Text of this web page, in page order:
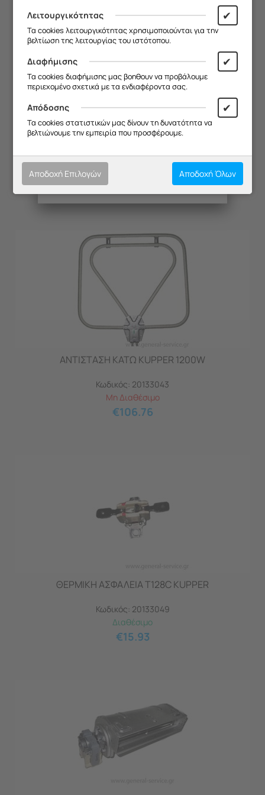
ΘΕΡΜΟΣΤΑΤΗΣ ΦΟΥΡΝΟΥ KUPP 0-320 =
Κωδικός:20133024
ΑΝΤΙΣΤΑΣΗ ΚΑΤΩ KUPPER 1200W
Κωδικός: 20133043
Μη Διαθέσιμο
€106.76
ΘΕΡΜΙΚΗ ΑΣΦΑΛΕΙΑ Τ128C KUPPER
Κωδικός: 20133049
Διαθέσιμο
€15.93
Λειτουργικότητας ✔
Τα cookies λειτουργικότητας χρησιμοποιούνται για την
βελτίωση της λειτουργίας του ιστότοπου.
Διαφήμισης ✔
Τα cookies διαφήμισης μας βοηθουν να προβάλουμε
περιεχομένο σχετικά με τα ενδιαφέροντα σας.
Απόδοσης ✔
Τα cookies στατιστικών μας δίνουν τη δυνατότητα να
βελτιώνουμε την εμπειρία που προσφέρουμε.
Αποδοχή Επιλογών Αποδοχή Όλων
Σας ευχαριστούμε για την
κατανόηση και σας ευχόμαστε καλό
καλοκαίρι!
Θα θέλαμε να σας ενημερώσουμε ότι
η επιχείρησή μας θα παραμείνει
κλειστή από13/08 έως και 18/08
Θα είμαστε ξανά κοντά σας από
19/08.
κατανόηση και σας ευχόμαστε καλό